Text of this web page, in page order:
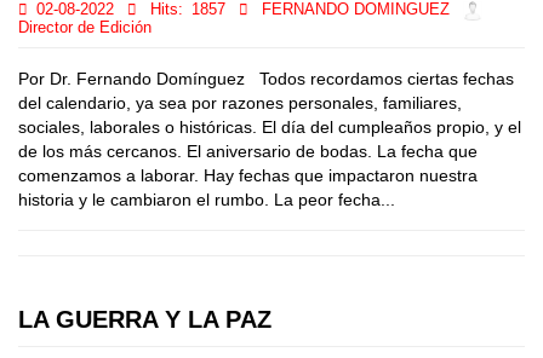
02-08-2022 Hits: 1857
FERNANDO DOMINGUEZ
Director de Edición
Por Dr. Fernando Domínguez Todos recordamos ciertas fechas
del calendario, ya sea por razones personales, familiares,
sociales, laborales o históricas. El día del cumpleaños propio, y el
de los más cercanos. El aniversario de bodas. La fecha que
comenzamos a laborar. Hay fechas que impactaron nuestra
historia y le cambiaron el rumbo. La peor fecha...
LA GUERRA Y LA PAZ